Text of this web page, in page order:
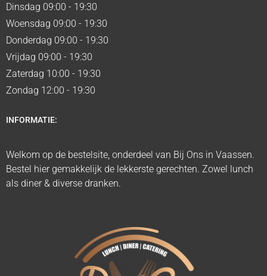
Dinsdag 09:00 - 19:30
Woensdag 09:00 - 19:30
Donderdag 09:00 - 19:30
Vrijdag 09:00 - 19:30
Zaterdag 10:00 - 19:30
Zondag 12:00 - 19:30
INFORMATIE:
Welkom op de bestelsite, onderdeel van Bij Ons in Vaassen.
Bestel hier gemakkelijk de lekkerste gerechten. Zowel lunch
als diner & diverse dranken.